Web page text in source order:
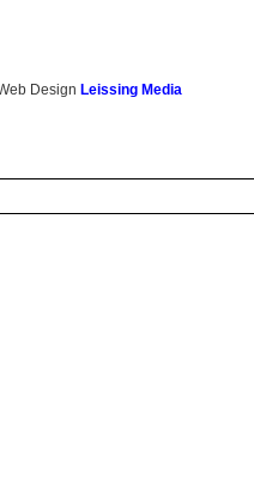
Design Leissing Media